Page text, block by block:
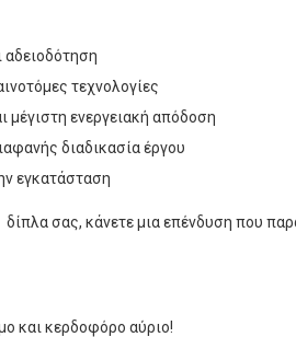
αδειοδότηση
τεχνολογίες
μέγιστη ενεργειακή απόδοση
διαδικασία έργου
εγκατάσταση
δίπλα σας, κάνετε μια επένδυση που
και κερδοφόρο αύριο!